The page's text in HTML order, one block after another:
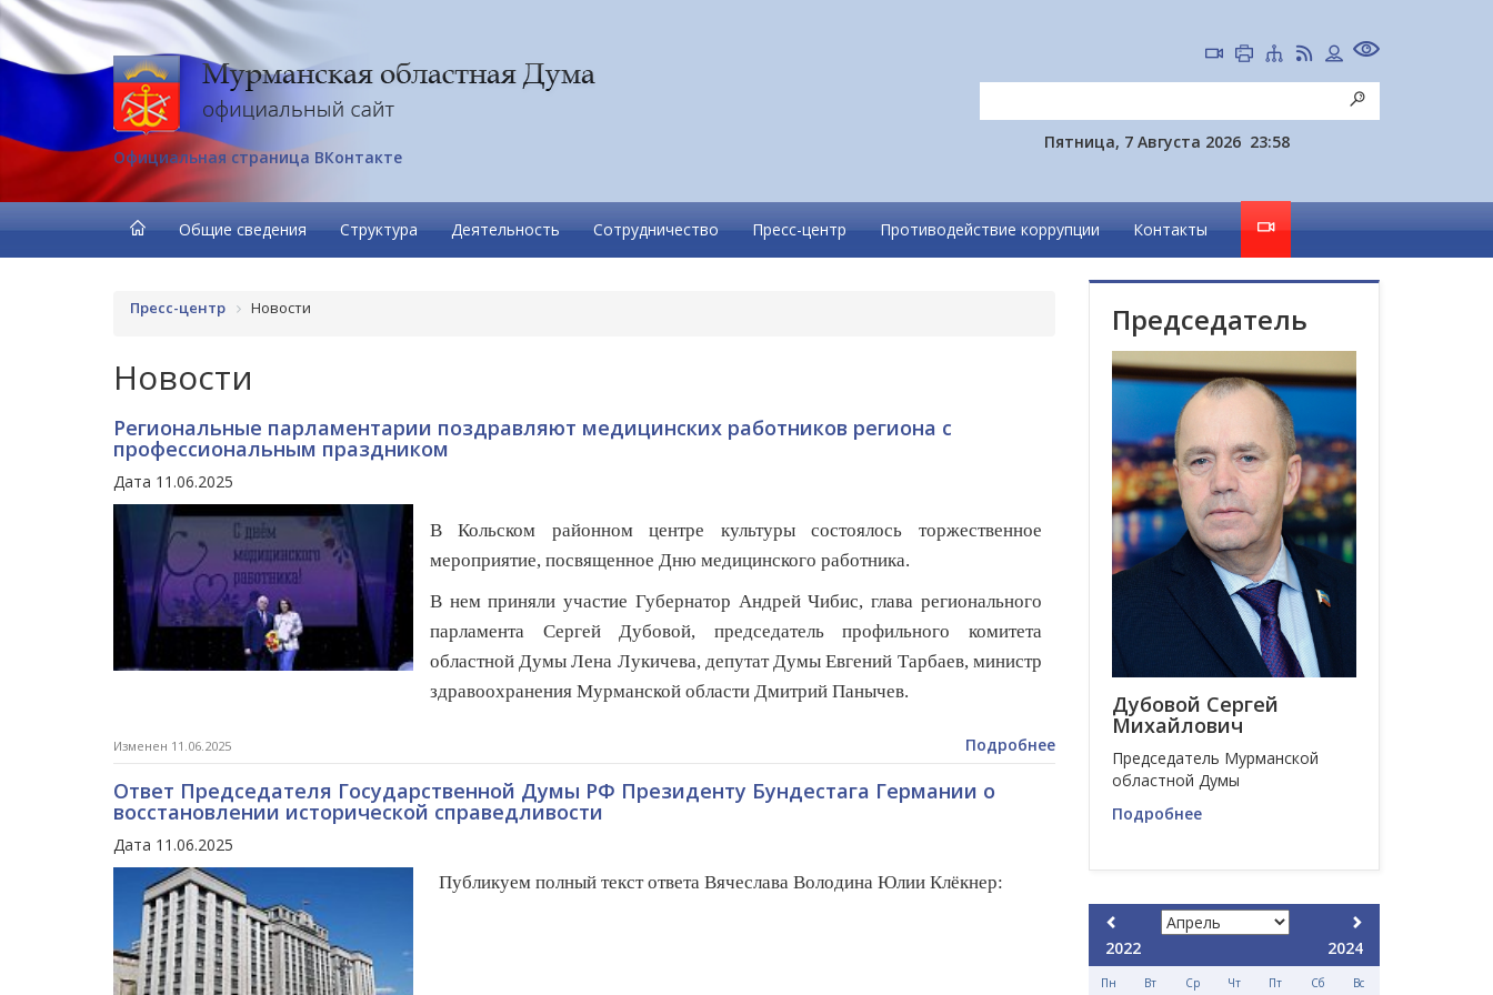
Официальная страница ВКонтакте
Пятница, 7 Августа 2026 23:58
Общие сведения Структура Деятельность Сотрудничество Пресс-центр Противодействие коррупции Контакты
Пресс-центр Новости
Новости
Региональные парламентарии поздравляют медицинских работников региона с
профессиональным праздником
Дата 11.06.2025
В Кольском районном центре культуры состоялось торжественное
мероприятие, посвященное Дню медицинского работника.
В нем приняли участие Губернатор Андрей Чибис, глава регионального
парламента Сергей Дубовой, председатель профильного комитета
областной Думы Лена Лукичева, депутат Думы Евгений Тарбаев, министр
здравоохранения Мурманской области Дмитрий Панычев.
Изменен 11.06.2025 Подробнее
Ответ Председателя Государственной Думы РФ Президенту Бундестага Германии о
восстановлении исторической справедливости
Дата 11.06.2025
Публикуем полный текст ответа Вячеслава Володина Юлии Клёкнер:
Председатель
Дубовой Сергей
Михайлович
Председатель Мурманской
областной Думы
Подробнее
2022 2024
Пн Вт Ср Чт Пт Сб Вс